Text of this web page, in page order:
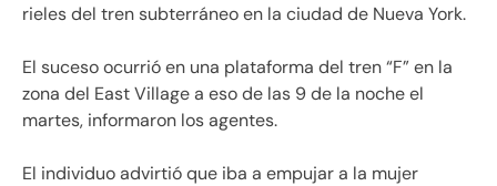
rieles del tren subterráneo en la ciudad de Nueva York.
El suceso ocurrió en una plataforma del tren “F” en la
zona del East Village a eso de las 9 de la noche el
martes, informaron los agentes.
El individuo advirtió que iba a empujar a la mujer